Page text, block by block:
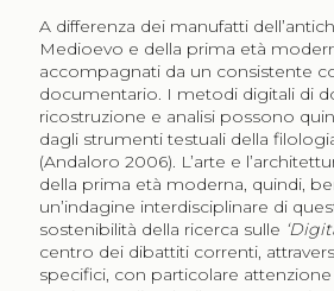
A differenza dei manufatti
Medioevo e della prima età
accompagnati da un consistente
documentario. I metodi digitali di
ricostruzione e analisi possono
dagli strumenti testuali della
(Andaloro 2006). L’arte e
della prima età moderna, quindi,
un’indagine interdisciplinare di
sostenibilità della ricerca sulle
centro dei dibattiti correnti,
specifici, con particolare